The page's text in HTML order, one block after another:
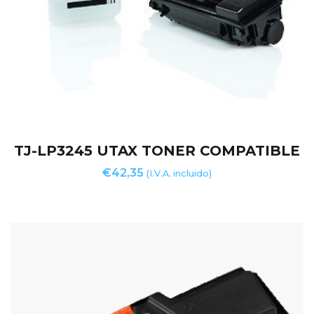
TJ-LP3245 UTAX TONER COMPATIBLE
€42,35 (I.V.A. incluido)